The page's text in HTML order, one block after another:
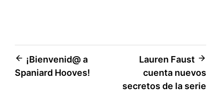
Navegación
de
¡Bienvenid@ a
Spaniard Hooves!
Lauren Faust
cuenta nuevos
secretos de la serie